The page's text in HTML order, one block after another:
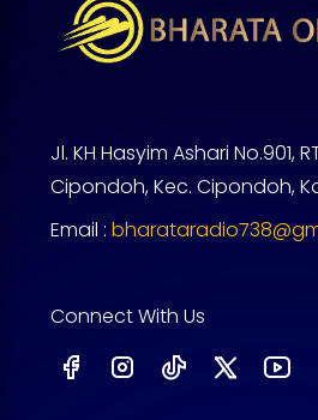
Jl. KH Hasyim Ashari No.901,
Cipondoh, Kec. Cipondoh,
Email :
Connect With Us